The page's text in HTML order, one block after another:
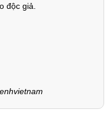
độc giả.